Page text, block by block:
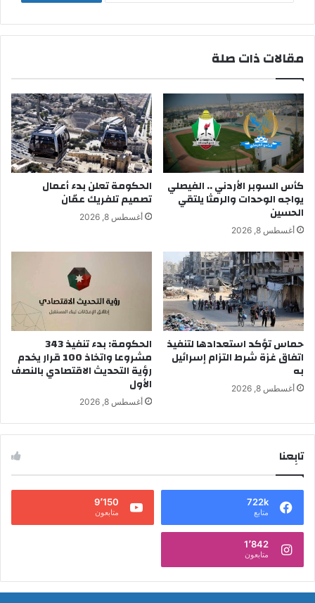
مقالات ذات صلة
كأس السوبر الأردني .. الفيصلي
يواجه الوحدات والرمثا يلتقي
الحسين
أغسطس 8, 2026
الحكومة تعلن بدء أعمال
تصميم تلفريك عمّان
أغسطس 8, 2026
حماس تؤكد استعدادها لتنفيذ
اتفاق غزة شرط التزام إسرائيل
به
أغسطس 8, 2026
الحكومة: بدء تنفيذ 343
مشروعا واتخاذ 100 قرار يخدم
رؤية التحديث الاقتصادي بالنصف
الأول
أغسطس 8, 2026
تابِعنا
722k
متابع
9٬150
متابعون
1٬842
متابعون